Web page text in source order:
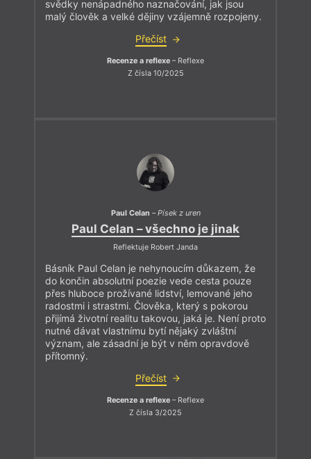
svědky nenápadného naznačování, jak jsou
malý člověk a velké dějiny vzájemně rozpojeny.
Přečíst
Recenze a reflexe – Reflexe
Z čísla 10/2025
Paul Celan –Písek z uren
Paul Celan – všechno je jinak
Reflektuje Robert Janda
Básník Paul Celan je nehynoucím důkazem, že
do končin absolutní poezie vede cesta pouze
přes hluboce prožívané lidství, lemované jeho
radostmi i strastmi. Člověka, který s pokorou
přijímá životní realitu takovou, jaká je. Není proto
nutné dávat vlastnímu bytí nějaký zvláštní
význam, ale zásadní je být v něm opravdově
přítomný.
Přečíst
Recenze a reflexe – Reflexe
Z čísla 3/2025